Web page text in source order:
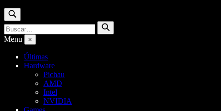
Buscar
Buscar
por:
Buscar
Menu ×
Últimas
Hardware
Pichau
AMD
Intel
NVIDIA